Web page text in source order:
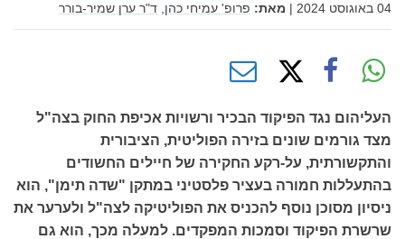
04 באוגוסט 2024 | מאת: פרופ' עמיחי כהן, ד"ר ערן שמיר-בורר
העליהום נגד הפיקוד הבכיר ורשויות אכיפת החוק בצה"ל
מצד גורמים שונים בזירה הפוליטית, הציבורית
והתקשורתית, על-רקע החקירה של חיילים החשודים
בהתעללות חמורה בעציר פלסטיני במתקן "שדה תימן", הוא
ניסיון מסוכן נוסף להכניס את הפוליטיקה לצה"ל ולערער את
שרשרת הפיקוד וסמכות המפקדים. למעלה מכך, הוא גם